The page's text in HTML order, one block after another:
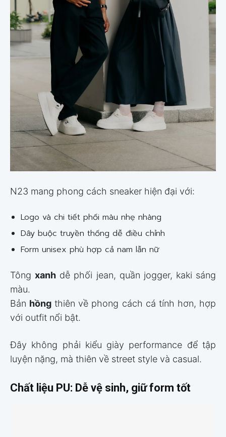
N23 mang phong cách sneaker hiện đại với:
Logo và chi tiết phối màu nhẹ nhàng
Dây buộc truyền thống dễ điều chỉnh
Form unisex phù hợp cả nam lẫn nữ
Tôngxanh dễ phối jean, quần jogger, kaki sáng
màu.
Bản hồng thiên về phong cách cá tính hơn, hợp
với outfit nổi bật.
Đây không phải kiểu giày performance để tập
luyện nặng, mà thiên về street style và casual.
Chất liệu PU: Dễ vệ sinh, giữ form tốt